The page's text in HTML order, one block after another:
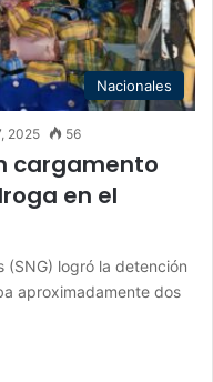
Nacionales
2025 56
cargamento
en el
(SNG) logró la detención
aproximadamente dos